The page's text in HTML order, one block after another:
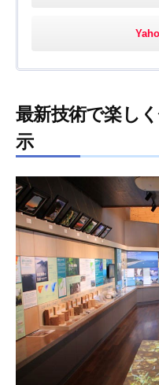
最新技術で楽し
示